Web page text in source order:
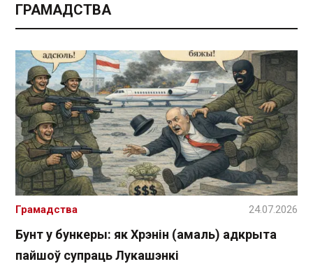
ГРАМАДСТВА
Бунт у бункеры: як Хрэнін (амаль) адкрыта
пайшоў супраць Лукашэнкі
Грамадства 24.07.2026